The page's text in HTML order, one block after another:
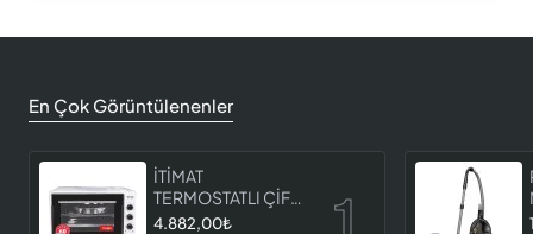
En Çok Görüntülenenler
İTİMAT
TERMOSTATLI ÇİFT
CAMLI FIRIN 8060
4.882,00₺